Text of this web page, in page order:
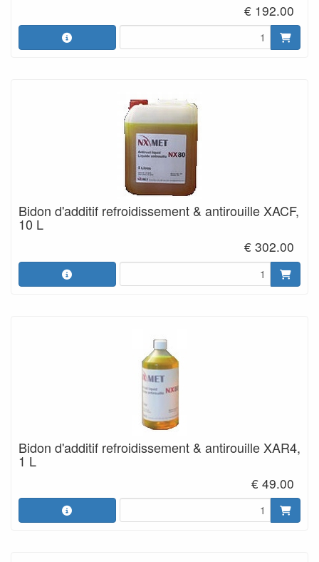
€ 192.00
Bidon d'additif refroidissement & antirouille XACF,
10 L
€ 302.00
Bidon d'additif refroidissement & antirouille XAR4,
1 L
€ 49.00